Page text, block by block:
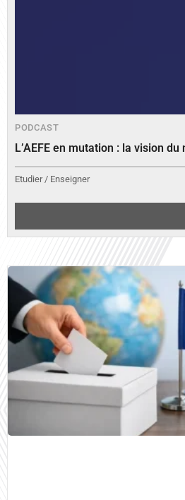
PODCAST
L’AEFE en mutation : la vision
Etudier / Enseigner